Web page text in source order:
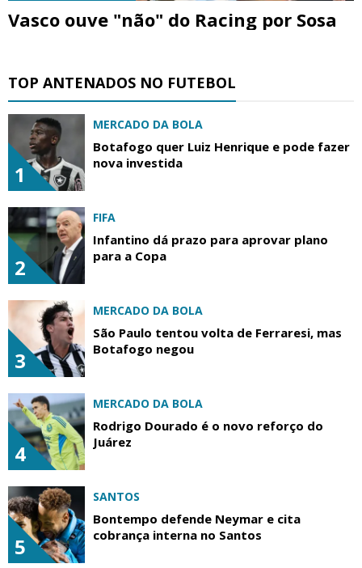
Vasco ouve "não" do Racing por Sosa
TOP ANTENADOS NO FUTEBOL
1
MERCADO DA BOLA
Botafogo quer Luiz Henrique e pode fazer
nova investida
2
FIFA
Infantino dá prazo para aprovar plano
para a Copa
3
MERCADO DA BOLA
São Paulo tentou volta de Ferraresi, mas
Botafogo negou
4
MERCADO DA BOLA
Rodrigo Dourado é o novo reforço do
Juárez
5
SANTOS
Bontempo defende Neymar e cita
cobrança interna no Santos